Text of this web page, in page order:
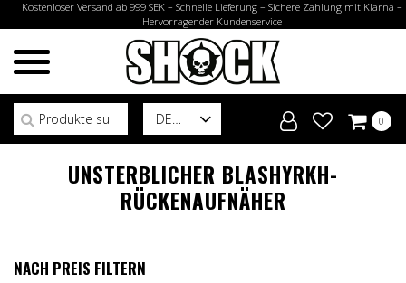
Kostenloser Versand ab 999 SEK – Schnelle Lieferung – Sichere Zahlung mit Klarna –
Hervorragender Kundenservice
DE
Suchen nach:
0
UNSTERBLICHER BLASHYRKH-
RÜCKENAUFNÄHER
NACH PREIS FILTERN